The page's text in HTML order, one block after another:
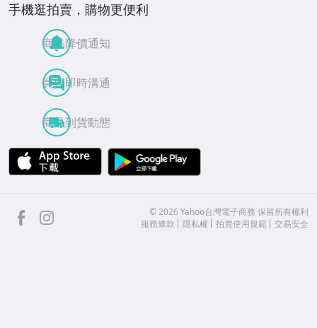
手機逛拍賣，購物更便利
商品降價通知
買賣即時溝通
商品到貨動態
APP Store
facebook ©2026 Yahoo台灣電子商務 保留所有權利
服務條款
隱私權 拍賣使用規範 交易安全